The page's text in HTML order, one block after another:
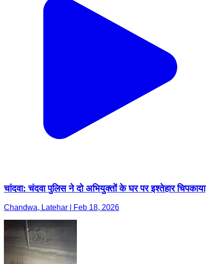
चांदवा: चंदवा पुलिस ने दो अभियुक्तों के घर पर इश्तेहार चिपकाया